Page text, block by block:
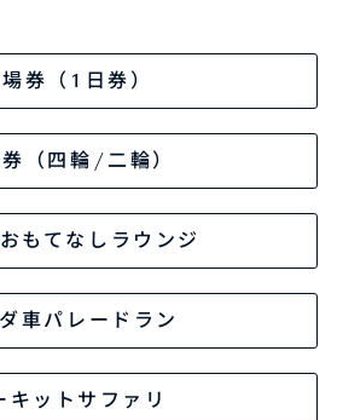
券（1日券）
（四輪/二輪）
もてなしラウンジ
車パレードラン
キットサファリ